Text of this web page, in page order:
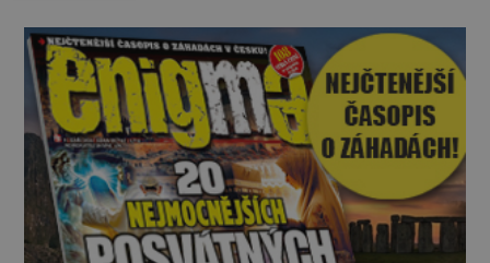
pouhých několik minut od tohoto parkoviště,“
zeptá se suverénně jeden z nich. P